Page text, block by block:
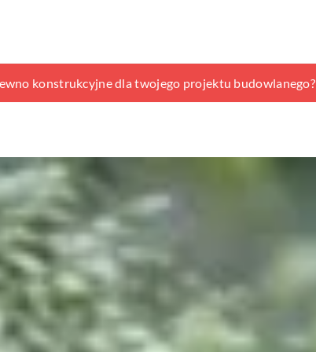
różnych typów przepustów i ich zastosowań
konstrukcyjne dla twojego projektu budowlanego?
do swojego ogrodu?